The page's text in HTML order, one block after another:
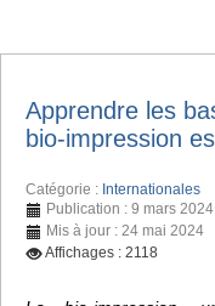
Apprendre les
bio-impression
Catégorie : Internationales
Publication : 9 mars 2024
Mis à jour : 24 mai 2024
Affichages : 2118